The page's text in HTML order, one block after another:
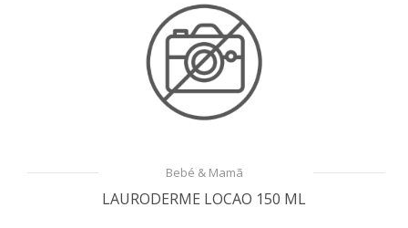
Bebé & Mamã
LAURODERME LOCAO 150 ML